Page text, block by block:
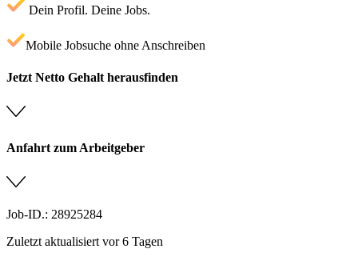
Dein Profil. Deine Jobs.
Mobile Jobsuche ohne Anschreiben
Jetzt Netto Gehalt herausfinden
Anfahrt zum Arbeitgeber
Job-ID.: 28925284
Zuletzt aktualisiert vor 6 Tagen